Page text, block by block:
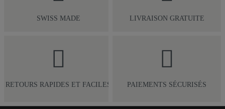
SWISS MADE LIVRAISON GRATUITE
RETOURS RAPIDES ET FACILES PAIEMENTS SÉCURISÉS